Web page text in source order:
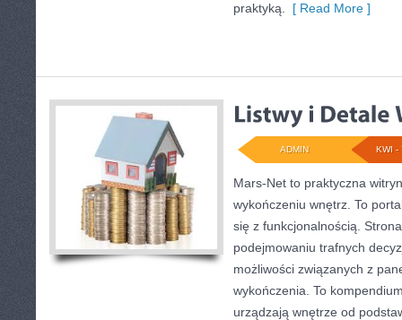
praktyką.
[ Read More ]
KWI -
ADMIN
Mars-Net to praktyczna
wykończeniu wnętrz. To
się z funkcjonalnością.
podejmowaniu trafnych
możliwości związanych z
wykończenia. To
urządzają wnętrze od